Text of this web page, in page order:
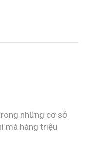
những cơ sở
mà hàng triệu